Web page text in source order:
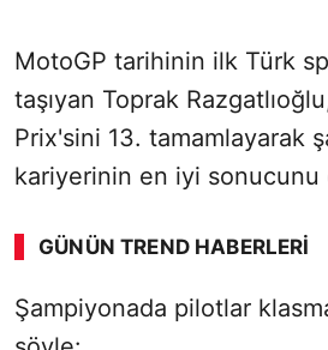
MotoGP tarihinin ilk Türk
taşıyan Toprak
Prix'sini 13. tamamlayarak
kariyerinin en iyi sonucunu
GÜNÜN TREND HABERLERI
00:01 / 02:14
Şampiyonada pilotlar